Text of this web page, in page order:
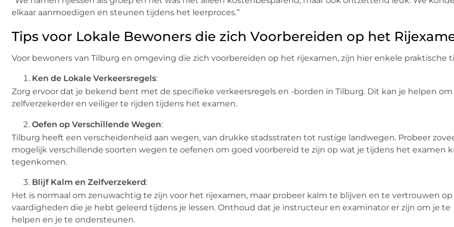
elkaar aanmoedigen en steunen tijdens het leerproces.”
Tips voor Lokale Bewoners die zich Voorbereiden op het
Voor bewoners van Tilburg en omgeving die zich voorbereiden op het rijexamen, zijn hier enkele praktische
Ken de Lokale Verkeersregels:
Zorg ervoor dat je bekend bent met de specifieke verkeersregels en -borden in Tilburg. Dit kan je helpen om
zelfverzekerder en veiliger te rijden tijdens het examen.
Oefen op Verschillende Wegen:
Tilburg heeft een verscheidenheid aan wegen, van drukke stadsstraten tot rustige landwegen. Probeer
mogelijk verschillende soorten wegen te oefenen om goed voorbereid te zijn op wat je tijdens het examen
tegenkomen.
Blijf Kalm en Zelfverzekerd:
Het is normaal om zenuwachtig te zijn voor het rijexamen, maar probeer kalm te blijven en te vertrouwen op
vaardigheden die je hebt geleerd tijdens je lessen. Onthoud dat je instructeur en examinator er zijn om je te
helpen en je te ondersteunen.